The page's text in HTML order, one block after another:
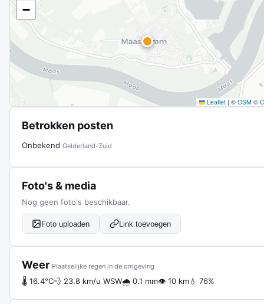
−
Leaflet | © OSM ©
Betrokken posten
Onbekend Gelderland-Zuid
Foto's & media
Nog geen foto's beschikbaar.
Foto uploaden Link toevoegen
Weer Plaatselijke regen in de omgeving
🌡 16.4°C💨 23.8 km/u WSW🌧 0.1 mm👁 10 km💧 76%